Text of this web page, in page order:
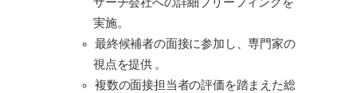
サーチ会社への詳細ブリーフィングを
実施。
最終候補者の面接に参加し、専門家の
視点を提供 。
複数の面接担当者の評価を踏まえた総